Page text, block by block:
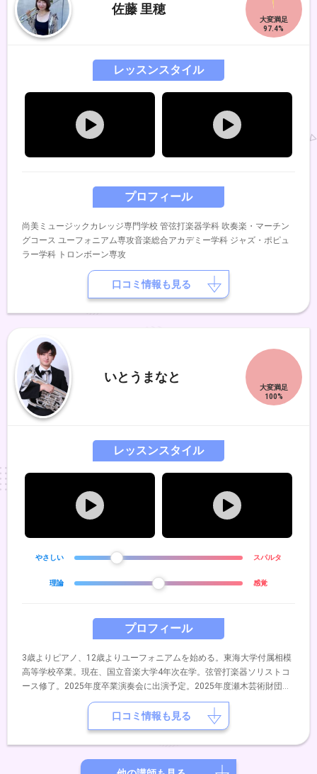
佐藤 里穂
プロフィール
尚美ミュージックカレッジ専門学校 管弦打楽器学科 吹奏楽・マーチン
グコース ユーフォニアム専攻音楽総合アカデミー学科 ジャズ・ポピュ
ラー学科 トロンボーン専攻
レッスンスタイル
口コミ情報も見る
いとうまなと
プロフィール
3歳よりピアノ、12歳よりユーフォニアムを始める。東海大学付属相模
高等学校卒業。現在、国立音楽大学4年次在学。弦管打楽器ソリストコ
ース修了。2025年度卒業演奏会に出演予定。2025年度瀬木芸術財団短
期海外研修奨学生。同財団によるフレッシュコンサート出演予定。第6
回JETA学生ソロコンクールジュニア部門入選。第33回日本クラッシッ
クコンクール全国大会第4位（最高位）。児島瑞穂、ミサ・ミード各氏
のレッスンを受講。第4回Lieksa Brass WeekにてBrian Bowman, Glenn
Van Looy, Ja Jukka Myllys各氏のマスタークラスを受講し研鑽を積む。
これまでにユーフォニアムをDr.齋藤充、安東京平の各氏に師事。
レッスンスタイル
やさしい スパルタ
理論 感覚
口コミ情報も見る